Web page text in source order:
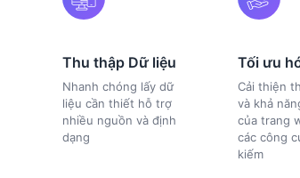
Thu thập Dữ liệu
Nhanh chóng lấy dữ
liệu cần thiết hỗ trợ
nhiều nguồn và định
dạng
Tối ưu
Cải thiện
và khả
của trang
các công
kiếm